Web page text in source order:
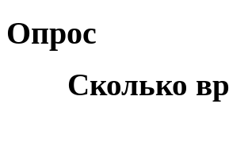
Опрос
Сколько